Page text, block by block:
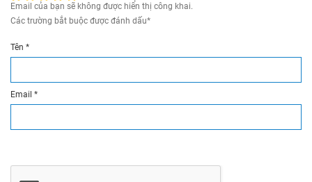
Email của bạn sẽ không được hiển thị công khai.
Các trường bắt buộc được đánh dấu*
Tên *
Email *